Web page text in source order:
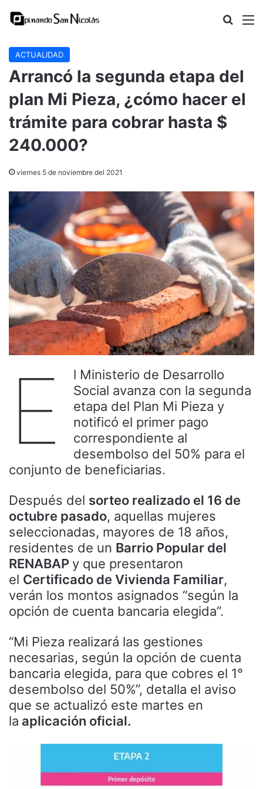
Buscar
ACTUALIDAD
Arrancó la segunda etapa del
plan Mi Pieza, ¿cómo hacer el
trámite para cobrar hasta $
240.000?
viernes 5 de noviembre del 2021
E
l Ministerio de Desarrollo
Social avanza con la segunda
etapa del Plan Mi Pieza y
notificó el primer pago
correspondiente al
desembolso del 50% para el
conjunto de beneficiarias.
Después del sorteo realizado el 16 de
octubre pasado, aquellas mujeres
seleccionadas, mayores de 18 años,
residentes de un Barrio Popular del
RENABAP y que presentaron
el Certificado de Vivienda Familiar,
verán los montos asignados “según la
opción de cuenta bancaria elegida”.
“Mi Pieza realizará las gestiones
necesarias, según la opción de cuenta
bancaria elegida, para que cobres el 1°
desembolso del 50%”, detalla el aviso
que se actualizó este martes en
la aplicación oficial.